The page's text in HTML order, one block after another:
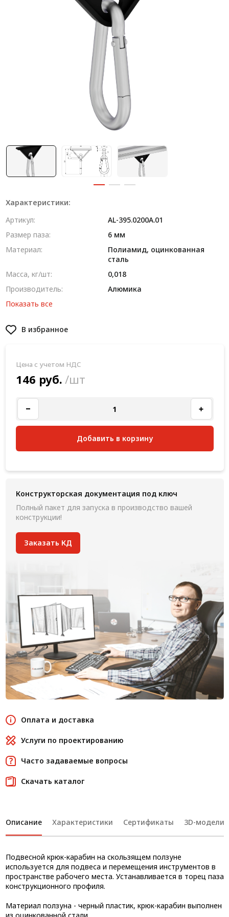
Система V-паза NEW!
Алюминиевые промышленные ограждения
Алюминиевая промышленная мебель
Крейты и кассеты Subrack systems
Профиль строительного назначения
Радиаторный алюминиевый профиль NEW!
Метрический крепеж
Конструкции из профиля
Характеристики:
Артикул:
AL-395.0200A.01
Размер паза:
6 мм
Материал:
Полиамид, оцинкованная
сталь
Масса, кг/шт:
0,018
Производитель:
Алюмика
Показать все
В избранное
Цена с учетом НДС
146 руб. /шт
Добавить в корзину
Конструкторская документация под ключ
Полный пакет для запуска в производство вашей
конструкции!
Заказать КД
Оплата и доставка
Услуги по проектированию
Часто задаваемые вопросы
Скачать каталог
Описание Характеристики Сертификаты 3D-модели
Подвесной крюк-карабин на скользящем ползуне
используется для подвеса и перемещения инструментов в
пространстве рабочего места. Устанавливается в торец паза
конструкционного профиля.
Материал ползуна - черный пластик, крюк-карабин выполнен